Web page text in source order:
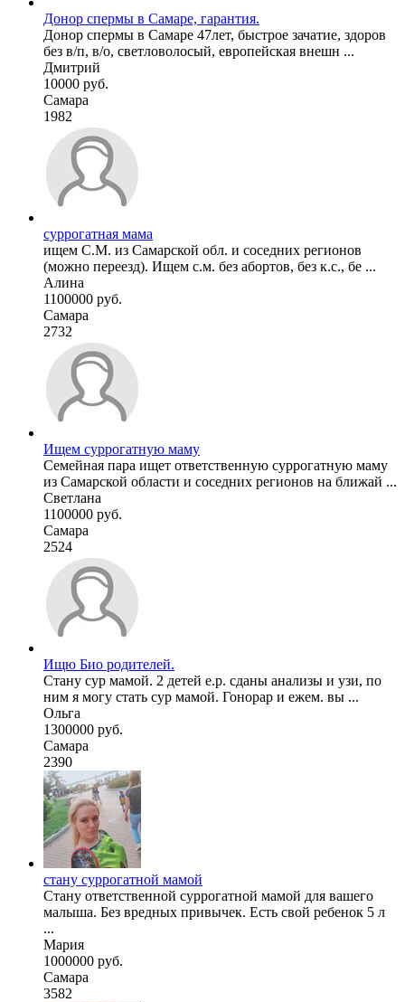
Донор спермы в Самаре, гарантия.
Донор спермы в Самаре 47лет, быстрое зачатие, здоров
без в/п, в/о, светловолосый, европейская внешн ...
Дмитрий
10000 руб.
Самара
1982
суррогатная мама
ищем С.М. из Самарской обл. и соседних регионов
(можно переезд). Ищем с.м. без абортов, без к.с., бе ...
Алина
1100000 руб.
Самара
2732
Ищем суррогатную маму
Семейная пара ищет ответственную суррогатную маму
из Самарской области и соседних регионов на ближай ...
Светлана
1100000 руб.
Самара
2524
Ищю Био родителей.
Стану сур мамой. 2 детей е.р. сданы анализы и узи, по
ним я могу стать сур мамой. Гонорар и ежем. вы ...
Ольга
1300000 руб.
Самара
2390
стану суррогатной мамой
Стану ответственной суррогатной мамой для вашего
малыша. Без вредных привычек. Есть свой ребенок 5 л
...
Мария
1000000 руб.
Самара
3582